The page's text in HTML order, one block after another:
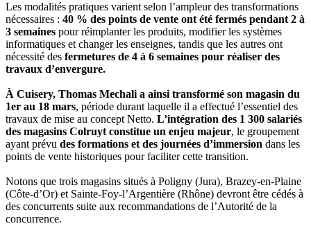
Les modalités pratiques varient selon l’ampleur des transformations
nécessaires : 40 % des points de vente ont été fermés pendant 2 à
3 semaines pour réimplanter les produits, modifier les systèmes
informatiques et changer les enseignes, tandis que les autres ont
nécessité des fermetures de 4 à 6 semaines pour réaliser des
travaux d’envergure.
À Cuisery, Thomas Mechali a ainsi transformé son magasin du
1er au 18 mars, période durant laquelle il a effectué l’essentiel des
travaux de mise au concept Netto. L’intégration des 1 300 salariés
des magasins Colruyt constitue un enjeu majeur, le groupement
ayant prévu des formations et des journées d’immersion dans les
points de vente historiques pour faciliter cette transition.
Notons que trois magasins situés à Poligny (Jura), Brazey-en-Plaine
(Côte-d’Or) et Sainte-Foy-l’Argentière (Rhône) devront être cédés à
des concurrents suite aux recommandations de l’Autorité de la
concurrence.